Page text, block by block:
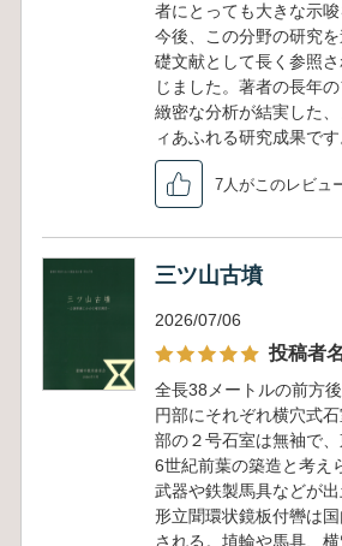
者にとっても大きな示唆
今後、この分野の研究
礎文献として長く参照
じました。著者の長年
緻密な分析が結実した
ィあふれる研究成果です
7人がこのレビュ
三ツ山古墳
2026/07/06
投稿者
全長38メートルの前方
円部にそれぞれ横穴式
部の２号石室は無袖で
6世紀前葉の築造と考え
武器や鉄製馬具などが
形立聞環状鏡板付轡は
される。埴輪や馬具、